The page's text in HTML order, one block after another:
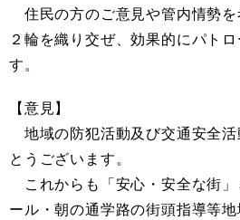
住民の方のご意見や管内情勢を
２輪を織り交ぜ、効果的にパト
す。
【意見】
地域の防犯活動及び交通安全
とうございます。
これからも「安心・安全な街」
ール・朝の通学路の街頭指導等